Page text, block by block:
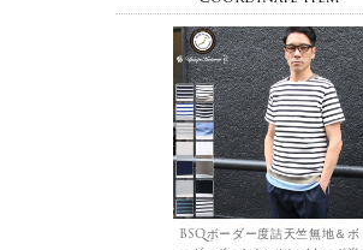
BSQボーダー度詰天竺無地＆ボ